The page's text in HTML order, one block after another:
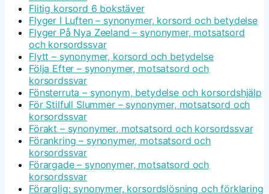
Flitig korsord 6 bokstäver
Flyger I Luften – synonymer, korsord och betydelse
Flyger På Nya Zeeland – synonymer, motsatsord
och korsordssvar
Flytt – synonymer, korsord och betydelse
Följa Efter – synonymer, motsatsord och
korsordssvar
Fönsterruta – synonym, betydelse och korsordshjälp
För Stilfull Slummer – synonymer, motsatsord och
korsordssvar
Förakt – synonymer, motsatsord och korsordssvar
Förankring – synonymer, motsatsord och
korsordssvar
Förargade – synonymer, motsatsord och
korsordssvar
Förarglig: synonymer, korsordslösning och förklaring